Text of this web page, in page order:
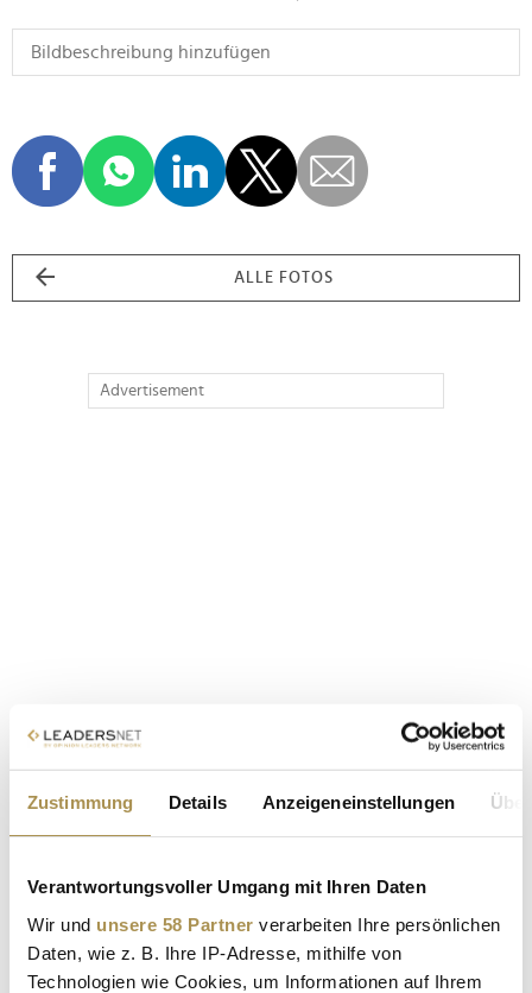
Zustimmung Details Anzeigeneinstellungen
Verantwortungsvoller Umgang mit Ihren Daten
Wir und unsere 58 Partner verarbeiten Ihre persönlichen
Daten, wie z. B. Ihre IP-Adresse, mithilfe von
Technologien wie Cookies, um Informationen auf Ihrem
ALLE FOTOS
Advertisement